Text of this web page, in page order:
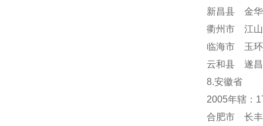
新昌县 金
衢州市 江
临海市 玉
云和县 遂
8.安徽省
2005年辖：
合肥市 长